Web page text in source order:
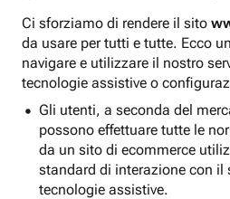
Ci sforziamo di rendere il sito
da usare per tutti e tutte. Ecco
navigare e utilizzare il nostro
tecnologie assistive o
Gli utenti, a seconda del
possono effettuare tutte le
da un sito di ecommerce
standard di interazione con il
tecnologie assistive.